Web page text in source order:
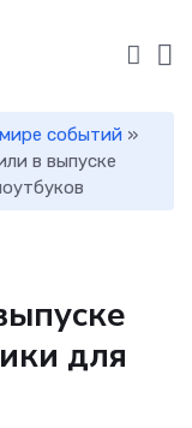
событий »
в выпуске
для